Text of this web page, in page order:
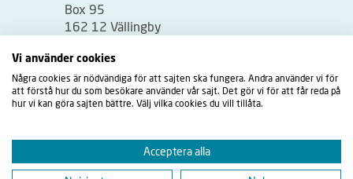
Box 95
162 12 Vällingby
Besöksadress:
Vällingbyplan 2
Vi använder cookies
Några cookies är nödvändiga för att sajten ska fungera. Andra använder vi för
att förstå hur du som besökare använder vår sajt. Det gör vi för att får reda på
hur vi kan göra sajten bättre. Välj vilka cookies du vill tillåta.
Acceptera alla